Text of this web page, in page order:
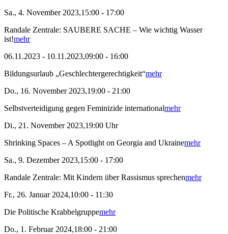
Sa., 4. November 2023,15:00 - 17:00
Randale Zentrale: SAUBERE SACHE – Wie wichtig Wasser
ist!mehr
06.11.2023 - 10.11.2023,09:00 - 16:00
Bildungsurlaub „Geschlechtergerechtigkeit“mehr
Do., 16. November 2023,19:00 - 21:00
Selbstverteidigung gegen Feminizide internationalmehr
Di., 21. November 2023,19:00 Uhr
Shrinking Spaces – A Spotlight on Georgia and Ukrainemehr
Sa., 9. Dezember 2023,15:00 - 17:00
Randale Zentrale: Mit Kindern über Rassismus sprechenmehr
Fr., 26. Januar 2024,10:00 - 11:30
Die Politische Krabbelgruppemehr
Do., 1. Februar 2024,18:00 - 21:00